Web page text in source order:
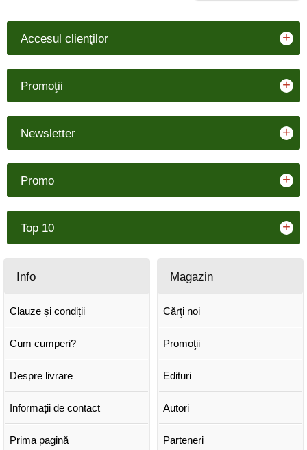
Accesul clienţilor +
Promoţii +
Newsletter +
Promo +
Top 10 +
Info
Clauze și condiții
Cum cumperi?
Despre livrare
Informații de contact
Prima pagină
Magazin
Cărţi noi
Promoţii
Edituri
Autori
Parteneri